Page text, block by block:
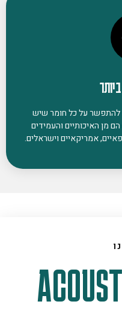
להתפשר על כל חומר שיש
מן האיכותיים והעמידים
אמריקאיים וישראלים.